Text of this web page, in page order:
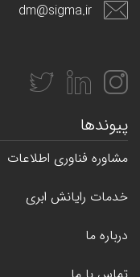
dm@sigma.ir
پیوندها
مشاوره فناوری اطلاعات
خدمات رایانش ابری
درباره ما